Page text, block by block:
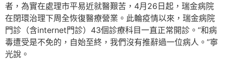
者，為實在處理市平易近就醫艱苦，4月26日起，瑞金病院
在閉環治理下周全恢復醫療營業。此輪疫情以來，瑞金病院
門診（含internet門診）43個診療科目一直正常開診。“和病
毒遭受是不免的，自始至終，我們沒有推辭過一位病人。”寧
光說。